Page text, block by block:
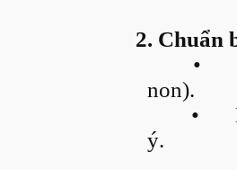
2. Chuẩn
•
non).
•
ý.